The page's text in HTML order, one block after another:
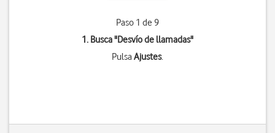
Paso 1 de 9
1. Busca "Desvío de llamadas"
PulsaAjustes.